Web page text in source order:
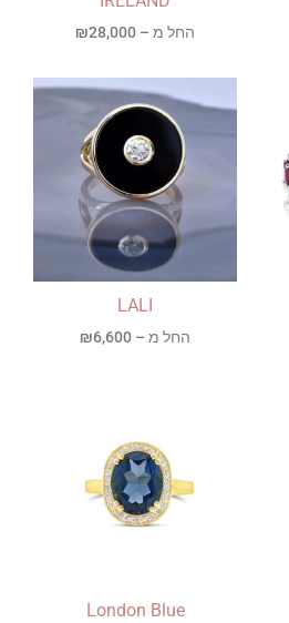
החל מ – ₪28,000
LALI
החל מ – ₪6,600
London Blue